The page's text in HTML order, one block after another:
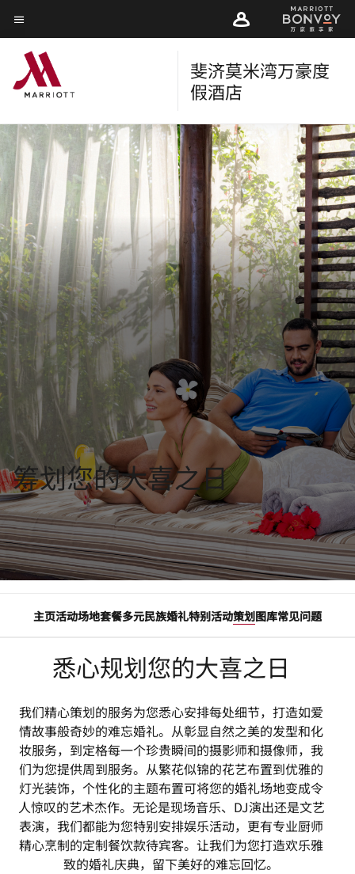
main
content
Skip
to
main
content
菜单文本
斐济莫米湾万豪度
假酒店
筹划您的大喜之日
主页活动场地套餐多元民族婚礼特别活动策划图库常见问题
悉心规划您的大喜之日
我们精心策划的服务为您悉心安排每处细节，打造如爱
情故事般奇妙的难忘婚礼。从彰显自然之美的发型和化
妆服务，到定格每一个珍贵瞬间的摄影师和摄像师，我
们为您提供周到服务。从繁花似锦的花艺布置到优雅的
灯光装饰，个性化的主题布置可将您的婚礼场地变成令
人惊叹的艺术杰作。无论是现场音乐、DJ演出还是文艺
表演，我们都能为您特别安排娱乐活动，更有专业厨师
精心烹制的定制餐饮款待宾客。让我们为您打造欢乐雅
致的婚礼庆典，留下美好的难忘回忆。